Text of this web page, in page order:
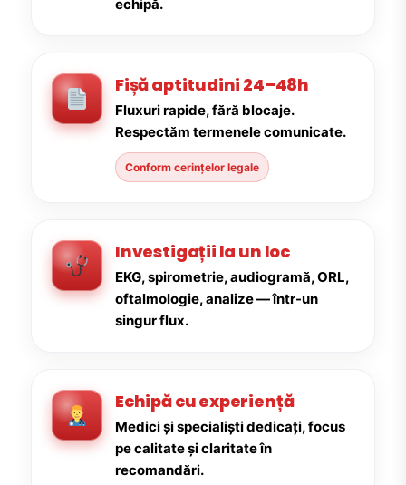
echipă.
Fișă aptitudini 24–48h
Fluxuri rapide, fără blocaje.
Respectăm termenele comunicate.
Conform cerințelor legale
Investigații la un loc
EKG, spirometrie, audiogramă, ORL,
oftalmologie, analize — într-un
singur flux.
Echipă cu experiență
Medici și specialiști dedicați, focus
pe calitate și claritate în
recomandări.